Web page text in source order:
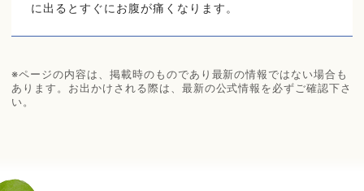
に出るとすぐにお腹が痛くなります。
※ページの内容は、掲載時のものであり最新の情報ではない場合も
あります。お出かけされる際は、最新の公式情報を必ずご確認下さ
い。